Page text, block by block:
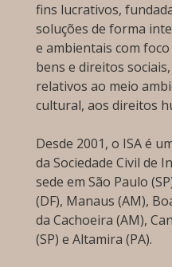
fins lucrativos,
soluções de forma
e ambientais com
bens e direitos
relativos ao meio
cultural, aos direitos
Desde 2001, o ISA é
da Sociedade Civil de
sede em São Paulo
(DF), Manaus (AM),
da Cachoeira (AM),
(SP) e Altamira (PA).